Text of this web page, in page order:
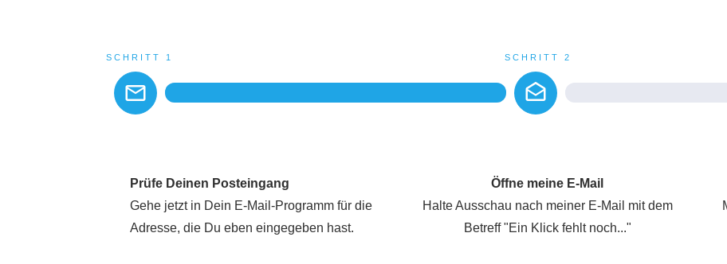
SCHRITT 1 SCHRITT 2
Prüfe Deinen Posteingang
Gehe jetzt in Dein E-Mail-Programm für die
Adresse, die Du eben eingegeben hast.
Öffne meine E-Mail
Halte Ausschau nach meiner E-Mail mit dem
Betreff "Ein Klick fehlt noch..."